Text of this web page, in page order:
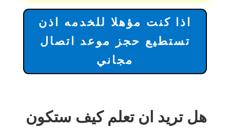
اذا كنت مؤهلا للخدمه اذن
تستطيع حجز موعد اتصال
مجاني
هل تريد ان تعلم كيف ستكون